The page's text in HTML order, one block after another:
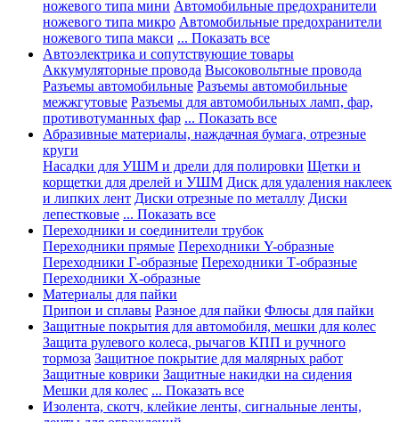
ножевого типа мини Автомобильные предохранители
ножевого типа микро Автомобильные предохранители
ножевого типа макси ... Показать все
Автоэлектрика и сопутствующие товары
Аккумуляторные провода Высоковольтные провода
Разъемы автомобильные Разъемы автомобильные
межжгутовые Разъемы для автомобильных ламп, фар,
противотуманных фар ... Показать все
Абразивные материалы, наждачная бумага, отрезные
круги
Насадки для УШМ и дрели для полировки Щетки и
корщетки для дрелей и УШМ Диск для удаления наклеек
и липких лент Диски отрезные по металлу Диски
лепестковые ... Показать все
Переходники и соединители трубок
Переходники прямые Переходники Y-образные
Переходники Г-образные Переходники Т-образные
Переходники Х-образные
Материалы для пайки
Припои и сплавы Разное для пайки Флюсы для пайки
Защитные покрытия для автомобиля, мешки для колес
Защита рулевого колеса, рычагов КПП и ручного
тормоза Защитное покрытие для малярных работ
Защитные коврики Защитные накидки на сидения
Мешки для колес ... Показать все
Изолента, скотч, клейкие ленты, сигнальные ленты,